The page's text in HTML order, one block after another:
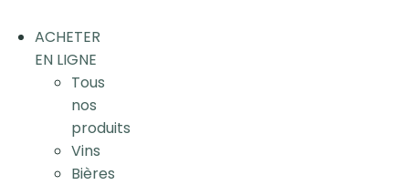
ACHETER
EN LIGNE
Tous
nos
produits
Vins
Bières